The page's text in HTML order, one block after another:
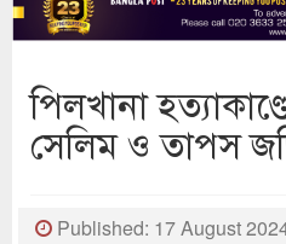
পিলখানা
সেলিম ও তাপস
Published: 17 August